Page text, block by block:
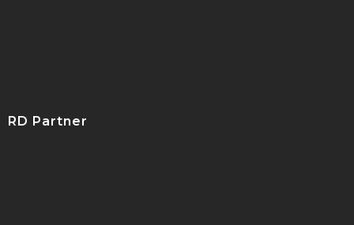
RD Partner